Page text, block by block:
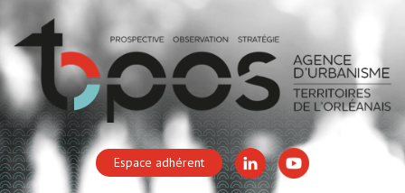
Espace adhérent